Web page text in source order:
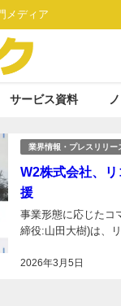
メディア
サービス資料
業界情報・プレスリリー
W2株式会社、
援
2026年3月5日
事業形態に応じたコ
締役:山田大樹)は、